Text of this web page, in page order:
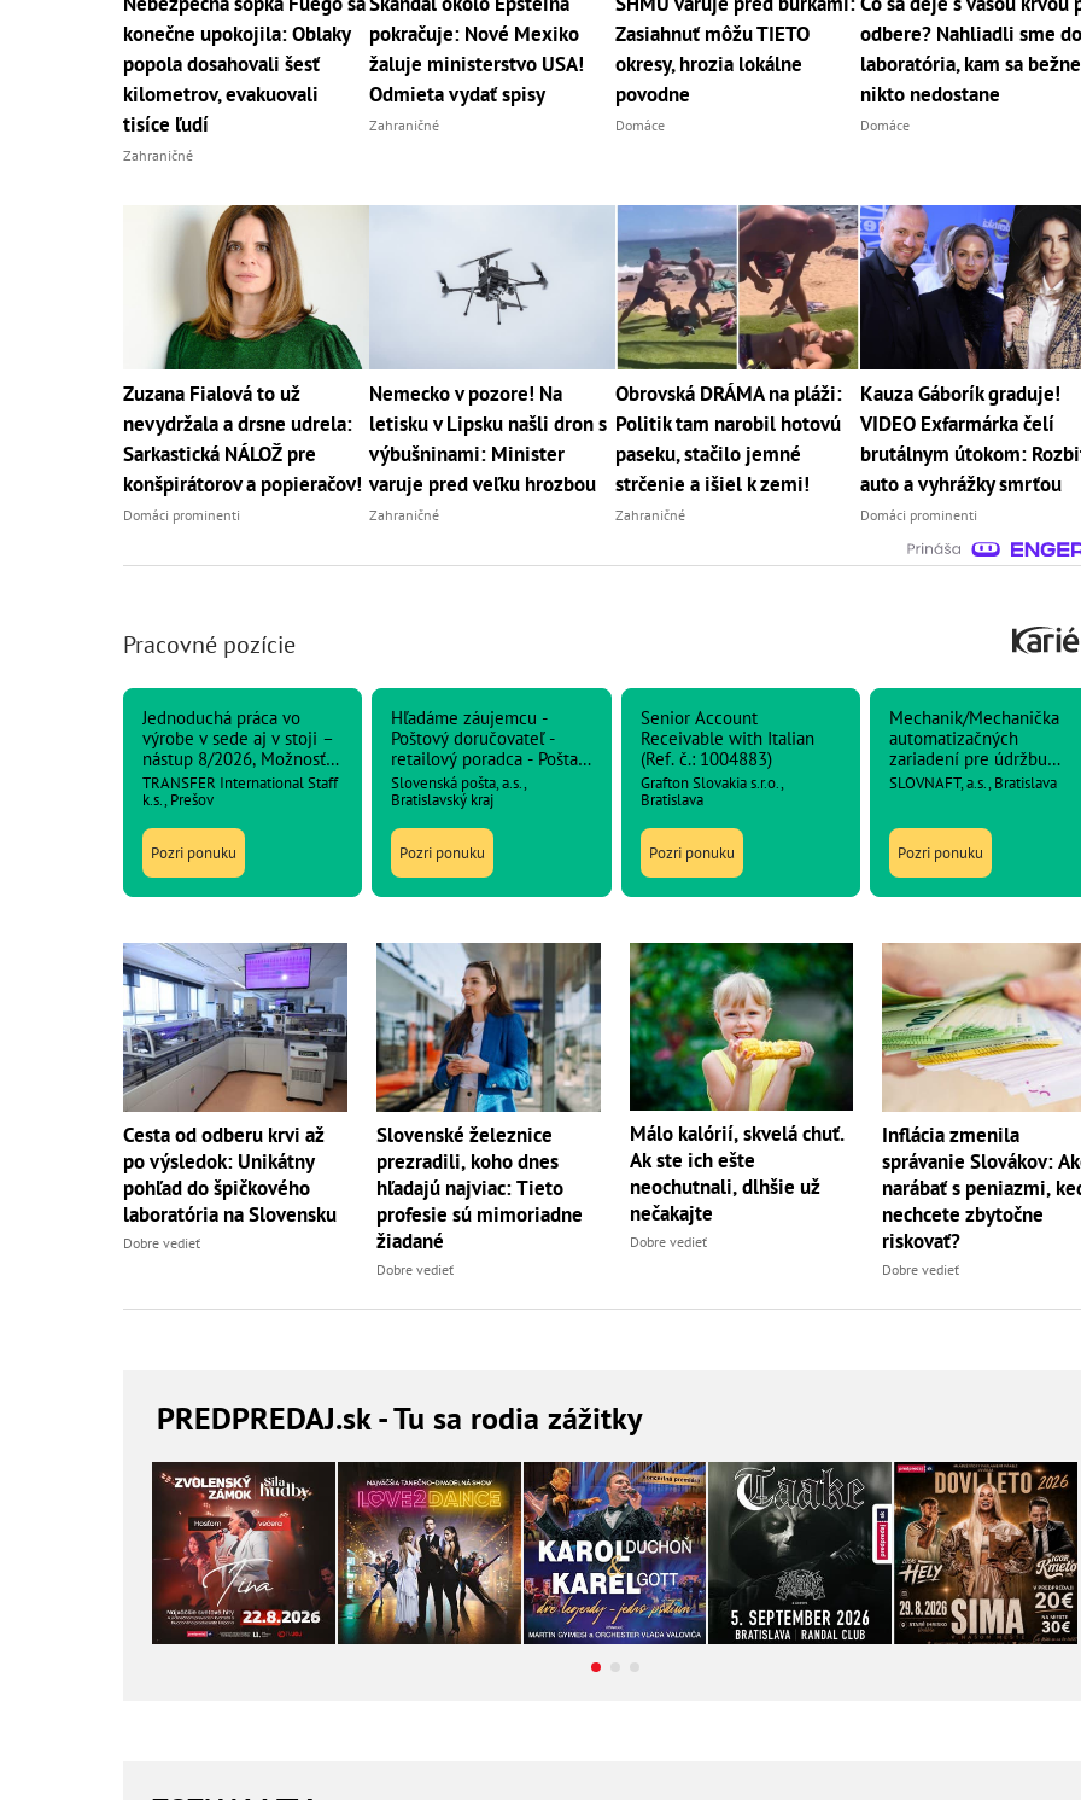
konečne upokojila: Oblaky
popola dosahovali šesť
kilometrov, evakuovali
tisíce ľudí
Zahraničné
pokračuje: Nové Mexiko
žaluje ministerstvo USA!
Odmieta vydať spisy
Zahraničné
Zasiahnuť môžu TIETO
okresy, hrozia lokálne
povodne
Domáce
odbere? Nahliadli sme
laboratória, kam sa bežne
nikto nedostane
Domáce
Zuzana Fialová to už
nevydržala a drsne udrela:
Sarkastická NÁLOŽ pre
konšpirátorov a popieračov!
Domáci prominenti
Nemecko v pozore! Na
letisku v Lipsku našli dron s
výbušninami: Minister
varuje pred veľku hrozbou
Zahraničné
Obrovská DRÁMA na pláži:
Politik tam narobil hotovú
paseku, stačilo jemné
strčenie a išiel k zemi!
Zahraničné
Kauza Gáborík graduje!
VIDEO Exfarmárka čelí
brutálnym útokom:
auto a vyhrážky smrťou
Domáci prominenti
Pracovné pozície
Jednoduchá práca vo
výrobe v sede aj v stoji –
nástup 8/2026, Možnosť
pravidelných záloh.
TRANSFER International Staff
k.s., Prešov
Pozri ponuku
Hľadáme záujemcu -
Poštový doručovateľ -
retailový poradca - Pošta
Bratislava 1 (spádová
oblasť Staré Mesto)
Slovenská pošta, a.s.,
Bratislavský kraj
Pozri ponuku
Senior Account
Receivable with Italian
(Ref. č.: 1004883)
Grafton Slovakia s.r.o.,
Bratislava
Pozri ponuku
Mechanik/Mechanička
automatizačných
zariadení pre údržbu
Rafinérie
SLOVNAFT, a.s., Bratislava
Pozri ponuku
Cesta od odberu krvi až
po výsledok: Unikátny
pohľad do špičkového
laboratória na Slovensku
Dobre vedieť
Slovenské železnice
prezradili, koho dnes
hľadajú najviac: Tieto
profesie sú mimoriadne
žiadané
Dobre vedieť
Málo kalórií, skvelá chuť.
Ak ste ich ešte
neochutnali, dlhšie už
nečakajte
Dobre vedieť
Inflácia zmenila
správanie Slovákov:
narábať s peniazmi,
nechcete zbytočne
riskovať?
Dobre vedieť
PREDPREDAJ.sk - Tu sa rodia zážitky